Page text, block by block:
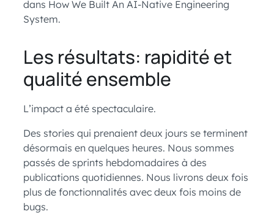
dans How We Built An AI-Native Engineering
System.
Les résultats: rapidité et
qualité ensemble
L’impact a été spectaculaire.
Des stories qui prenaient deux jours se terminent
désormais en quelques heures. Nous sommes
passés de sprints hebdomadaires à des
publications quotidiennes. Nous livrons deux fois
plus de fonctionnalités avec deux fois moins de
bugs.